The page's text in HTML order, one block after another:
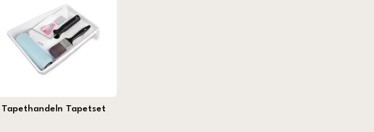
Tapethandeln Tapetset